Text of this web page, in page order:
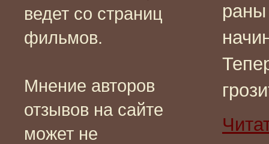
ведет со страниц
фильмов.
Мнение авторов
отзывов на сайте
может не